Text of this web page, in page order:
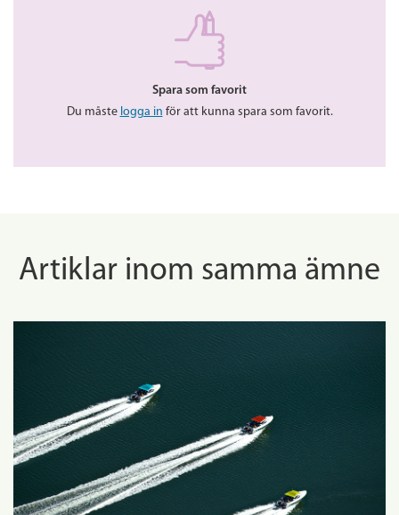
Spara som favorit
Du måste logga in för att kunna spara som favorit.
Artiklar inom samma ämne